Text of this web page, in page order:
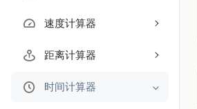
速度计算器
距离计算器
时间计算器